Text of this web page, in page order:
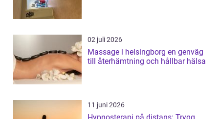
02 juli 2026
Massage i helsingborg en genväg
till återhämtning och hållbar hälsa
11 juni 2026